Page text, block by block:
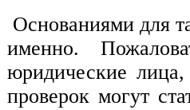
Основаниями для
именно.
юридические
проверок могут